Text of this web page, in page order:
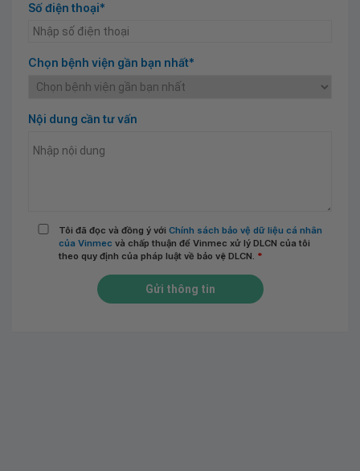
Số điện thoại*
Chọn bệnh viện gần bạn nhất*
Nội dung cần tư vấn
Tôi đã đọc và đồng ý với Chính sách bảo vệ dữ liệu cá nhân
của Vinmec và chấp thuận để Vinmec xử lý DLCN của tôi
theo quy định của pháp luật về bảo vệ DLCN. *
Gửi thông tin